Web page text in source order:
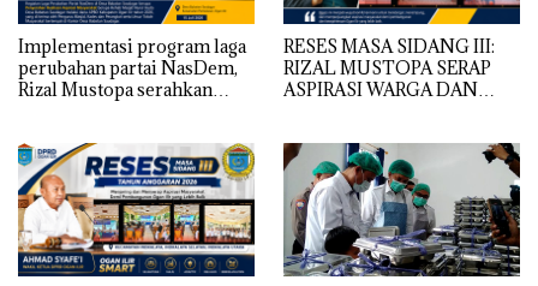
Implementasi program laga
perubahan partai NasDem,
Rizal Mustopa serahkan
RESES MASA SIDANG III:
RIZAL MUSTOPA SERAP
ASPIRASI WARGA DAN
HUDA